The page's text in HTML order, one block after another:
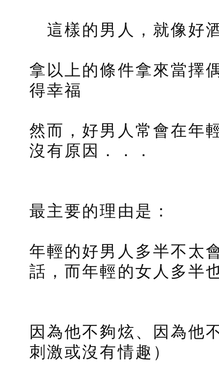
這樣的男人，就像好
拿以上的條件拿來當擇
得幸福
然而，好男人常會在年
沒有原因．．．
最主要的理由是：
年輕的好男人多半不太
話，而年輕的女人多半
因為他不夠炫、因為他
刺激或沒有情趣）